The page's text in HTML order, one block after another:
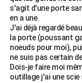
CARTE DE VOEUX
Carte de Noël
Carte Bonne année
Carte Saint-Valentin
Carte Pâques
Carte d'anniversaire
DICTIONNAIRE
Dictionnaire
Biographies
Citations
Expressions
Proverbes
PROGRAMME TV
COPAINS D'AVANT
s'agit d'une porte
en a une.
J'ai déjà regardé
la porte (poussant
noeuds pour moi),
ne suis pas certain
Dois-je faire moi
outillage j'ai une scie